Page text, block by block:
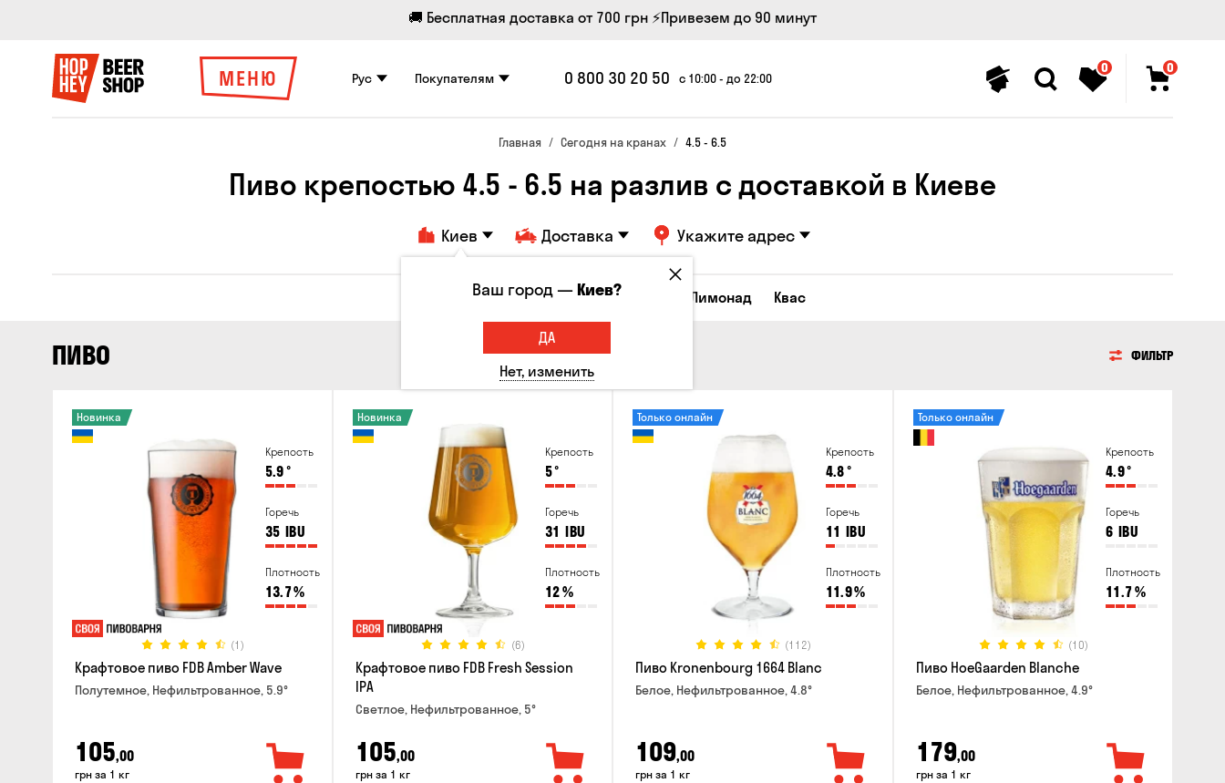
🚚 Бесплатная доставка от 700 грн ⚡Привезем до 90 минут
МЕНЮ Рус Покупателям 0 800 30 20 50 с 10:00 - до 22:00
0 0
Главная Сегодня на кранах 4.5 - 6.5
Пиво крепостью 4.5 - 6.5 на разлив с доставкой в ​​Киеве
Киев Доставка Укажите адрес
Все товары Пиво Сидр Лимонад Квас
ПИВО ФИЛЬТР
Крепость
5.9°
Горечь
35 IBU
Плотность
13.7%
(1)
Новинка
Крафтовое пиво FDB Amber Wave
Полутемное, Нефильтрованное, 5.9°
105,00
грн за 1 кг
Крепость
5°
Горечь
31 IBU
Плотность
12%
(6)
Новинка
Крафтовое пиво FDB Fresh Session
IPA
Светлое, Нефильтрованное, 5°
105,00
грн за 1 кг
Крепость
4.8°
Горечь
11 IBU
Плотность
11.9%
(112)
Только онлайн
Пиво Kronenbourg 1664 Blanc
Белое, Нефильтрованное, 4.8°
109,00
грн за 1 кг
Крепость
4.9°
Горечь
6 IBU
Плотность
11.7%
(10)
Только онлайн
Пиво HoeGaarden Blanche
Белое, Нефильтрованное, 4.9°
179,00
грн за 1 кг
Ваш город —Киев?
ДА
Нет, изменить